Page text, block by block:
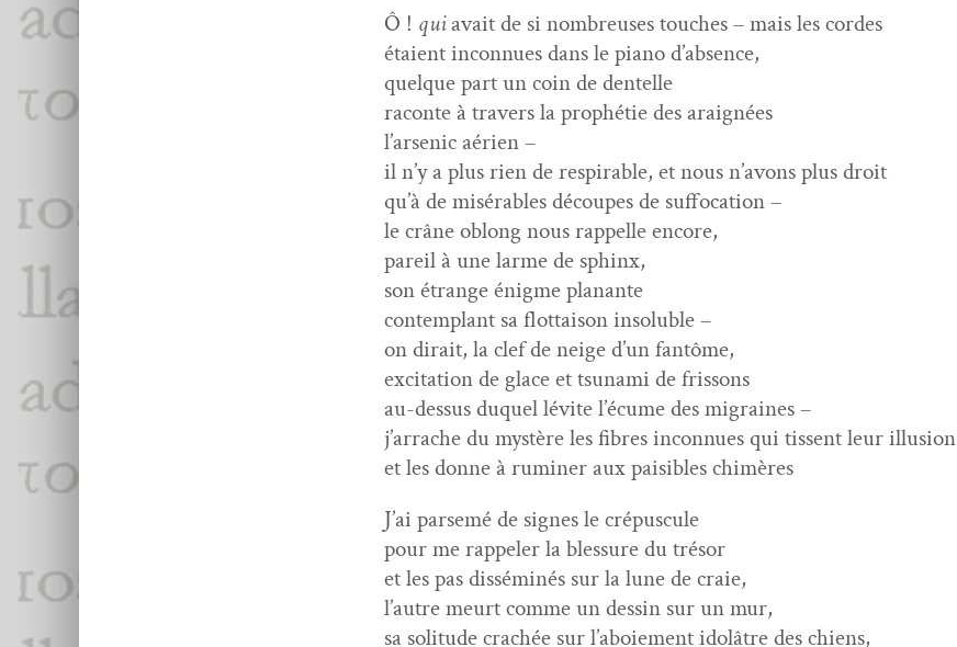
Ô ! quiavait de si nom­breuses touch­es – mais les cordes
étaient incon­nues dans le piano d’absence,
quelque part un coin de dentelle
racon­te à tra­vers la prophétie des araignées
l’arsenic aérien –
il n’y a plus rien de res­pirable, et nous n’avons plus droit
qu’à de mis­érables découpes de suffocation –
le crâne oblong nous rap­pelle encore,
pareil à une larme de sphinx,
son étrange énigme planante
con­tem­plant sa flot­tai­son insoluble –
on dirait, la clef de neige d’un fantôme,
exci­ta­tion de glace et tsuna­mi de frissons
au-dessus duquel lévite l’écume des migraines –
j’arrache du mys­tère les fibres incon­nues qui tis­sent leur illusion
et les donne à rumin­er aux pais­i­bles chimères
J’ai parsemé de signes le crépuscule
pour me rap­pel­er la blessure du trésor
et les pas dis­séminés sur la lune de craie,
l’autre meurt comme un dessin sur un mur,
sa soli­tude crachée sur l’aboiement idol­âtre des chiens,